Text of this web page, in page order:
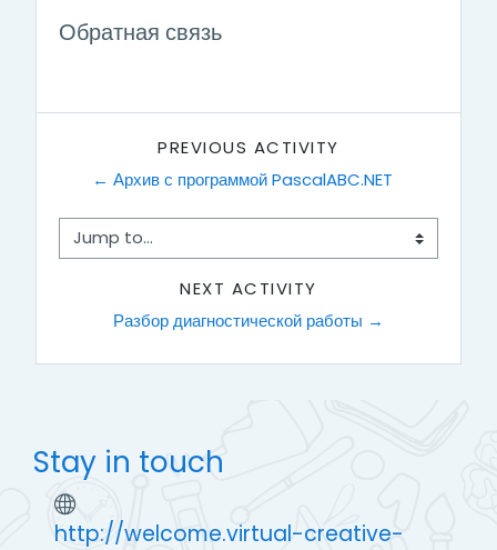
Обратная связь
PREVIOUS ACTIVITY
← Архив с программой PascalABC.NET
Jump to...
NEXT ACTIVITY
Разбор диагностической работы →
Stay in touch
http://welcome.virtual-creative-